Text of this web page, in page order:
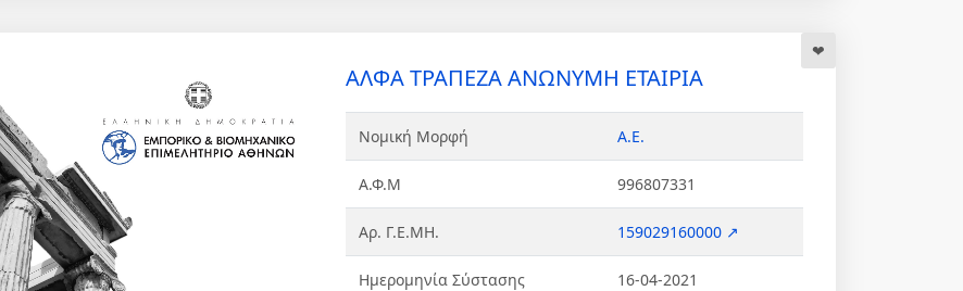
ΑΛΦΑ ΤΡΑΠΕΖΑ ΑΝΩΝΥΜΗ ΕΤΑΙΡΙΑ
Νομική Μορφή Α.Ε.
Α.Φ.Μ 996807331
Αρ. Γ.Ε.ΜΗ. 159029160000 ↗
Ημερομηνία Σύστασης 16-04-2021